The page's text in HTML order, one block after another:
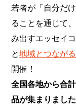
若者が「自分だ
ることを通じて
み出すエッセイ
と地域とつなが
開催！
全国各地から合
品が集まりました